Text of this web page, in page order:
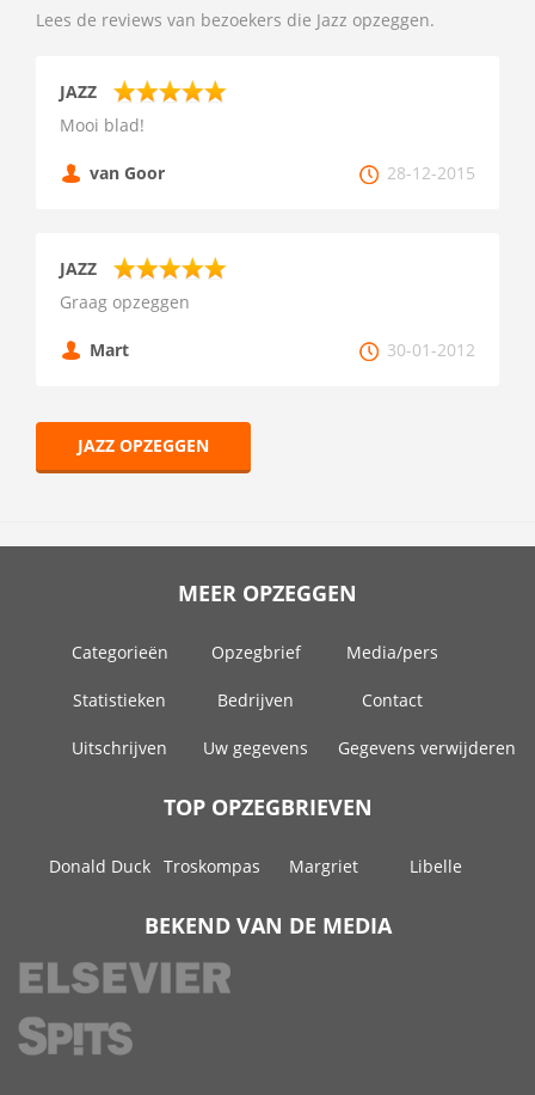
Lees de reviews van bezoekers die Jazz opzeggen.
JAZZ
Mooi blad!
van Goor 28-12-2015
JAZZ
Graag opzeggen
Mart 30-01-2012
JAZZ OPZEGGEN
MEER OPZEGGEN
Categorieën Opzegbrief Media/pers
Statistieken Bedrijven Contact
Uitschrijven Uw gegevens Gegevens verwijderen
TOP OPZEGBRIEVEN
Donald Duck Troskompas Margriet Libelle
BEKEND VAN DE MEDIA